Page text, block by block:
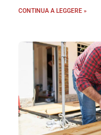
CONTINUA A LEGGERE »